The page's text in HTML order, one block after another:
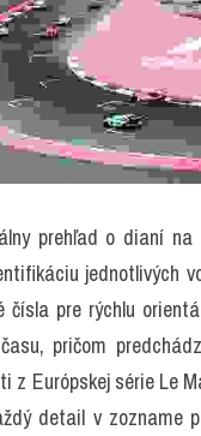
prehľad o dianí
jednotlivých
čísla pre rýchlu
pričom
z Európskej série Le
detail v zozname